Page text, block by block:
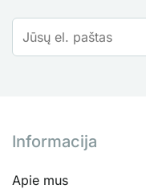
Informacija
Apie mus